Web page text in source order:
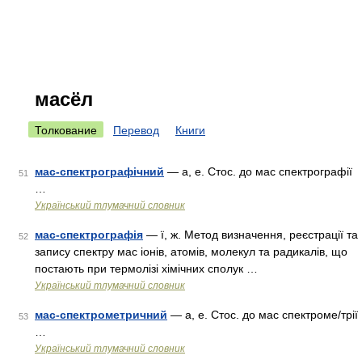
масёл
Толкование Перевод Книги
51 мас-спектрографічний — а, е. Стос. до мас спектрографії
Український тлумачний словник
52 мас-спектрографія — ї, ж. Метод визначення, реєстрації та
запису спектру мас іонів, атомів, молекул та радикалів, що
постають при термолізі хімічних сполук …
Український тлумачний словник
53 мас-спектрометричний — а, е. Стос. до мас спектроме/трії
Український тлумачний словник